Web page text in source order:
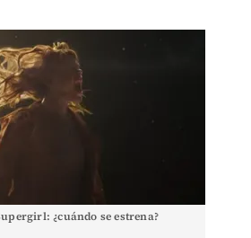
¿cuándo se estrena?